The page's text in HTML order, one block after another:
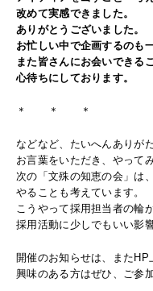
改めて実感できました。
ありがとうございました。
お忙しい中で企画するのも
また皆さんにお会いできる
心待ちにしております。
＊ ＊ ＊
などなど、たいへんありが
お言葉をいただき、やって
次の「文殊の知恵の会」は
やることも考えています。
こうやって採用担当者の輪
採用活動に少しでもいい影
開催のお知らせは、またHP
興味のある方はぜひ、ご参